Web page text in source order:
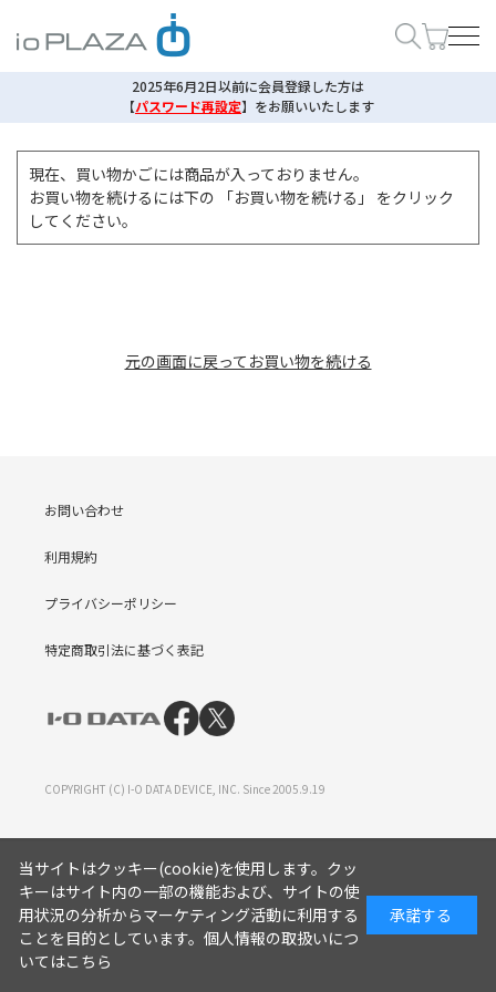
2025年6月2日以前に会員登録した方は
【パスワード再設定】 をお願いいたします
現在、買い物かごには商品が入っておりません。
お買い物を続けるには下の 「お買い物を続ける」 をクリック
してください。
元の画面に戻ってお買い物を続ける
お問い合わせ
利用規約
プライバシーポリシー
特定商取引法に基づく表記
COPYRIGHT (C) I-O DATA DEVICE, INC. Since 2005.9.19
当サイトはクッキー(cookie)を使用します。クッ
キーはサイト内の一部の機能および、サイトの使
用状況の分析からマーケティング活動に利用する
ことを目的としています。 個人情報の取扱いにつ
いてはこちら
承諾する